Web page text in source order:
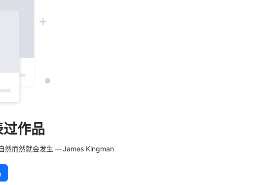
作品
然而然就会发生 — James Kingman